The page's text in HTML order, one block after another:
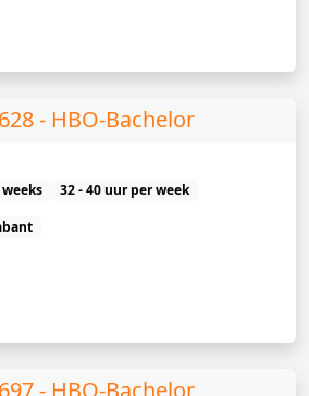
- HBO-Bachelor
weeks
32 - 40 uur per week